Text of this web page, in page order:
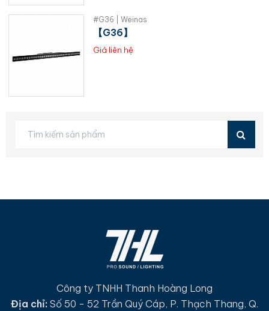
#G36 | Weinas
【G36】
Giá liên hệ
Công ty TNHH Thanh Hoàng Long
Địa chỉ: Số 50 - 52 Trần Quý Cáp, P. Thạch Thang, Q.